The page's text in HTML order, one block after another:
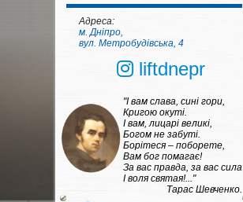
Адреса:
м. Дніпро,
вул. Метробудівська, 4
liftdnepr
"І вам слава, сині гори,
Кригою окуті.
І вам, лицарі великі,
Богом не забуті.
Борітеся – поборете,
Вам бог помагає!
За вас правда, за вас сила
І воля святая!..."
Тарас Шевченко.